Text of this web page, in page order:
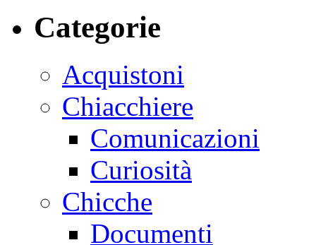
Categorie
Acquistoni
Chiacchiere
Comunicazioni
Curiosità
Chicche
Documenti